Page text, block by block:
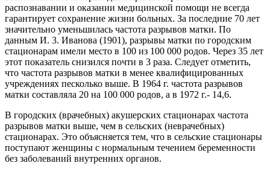
распознавании и оказании медицинской помощи не всегда
гарантирует сохранение жизни больных. За последние 70 лет
значительно уменьшилась частота разрывов матки. По
данным И. 3. Иванова (1901), разрывы матки по городским
стационарам имели место в 100 из 100 000 родов. Через 35 лет
этот показатель снизился почти в 3 раза. Следует отметить,
что частота разрывов матки в менее квалифицированных
учреждениях песколько выше. В 1964 г. частота разрывов
матки составляла 20 на 100 000 родов, а в 1972 г.- 14,6.
В городских (врачебных) акушерских стационарах частота
разрывов матки выше, чем в сельских (неврачебных)
стационарах. Это объясняется тем, что в сельские стационары
поступают женщины с нормальным течением беременности
без заболеваний внутренних органов.